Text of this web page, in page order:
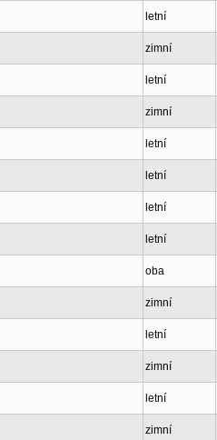
letní
zimní
letní
zimní
letní
letní
letní
letní
oba
zimní
letní
zimní
letní
zimní